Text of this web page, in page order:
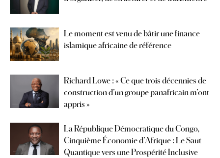
Le moment est venu de bâtir une finance
islamique africaine de référence
Richard Lowe : « Ce que trois décennies de
construction d’un groupe panafricain m’ont
appris »
La République Démocratique du Congo,
Cinquième Économie d’Afrique : Le Saut
Quantique vers une Prospérité Inclusive